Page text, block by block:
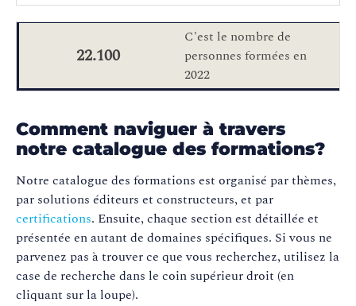
22.100
C'est le nombre de
personnes formées en
2022
Comment naviguer à travers
notre catalogue des formations?
Notre catalogue des formations est organisé par thèmes,
par solutions éditeurs et constructeurs, et par
certifications. Ensuite, chaque section est détaillée et
présentée en autant de domaines spécifiques. Si vous ne
parvenez pas à trouver ce que vous recherchez, utilisez la
case de recherche dans le coin supérieur droit (en
cliquant sur la loupe).